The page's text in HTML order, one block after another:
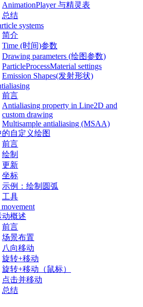
AnimationPlayer 与精灵表
总结
systems
简介
Time (时间)参数
Drawing parameters (绘图参数)
ParticleProcessMaterial settings
Emission Shapes(发射形状)
前言
Antialiasing property in Line2D and
custom drawing
Multisample antialiasing (MSAA)
的自定义绘图
前言
绘制
更新
坐标
示例：绘制圆弧
工具
动概述
前言
场景布置
八向移动
旋转+移动
旋转+移动（鼠标）
点击并移动
总结